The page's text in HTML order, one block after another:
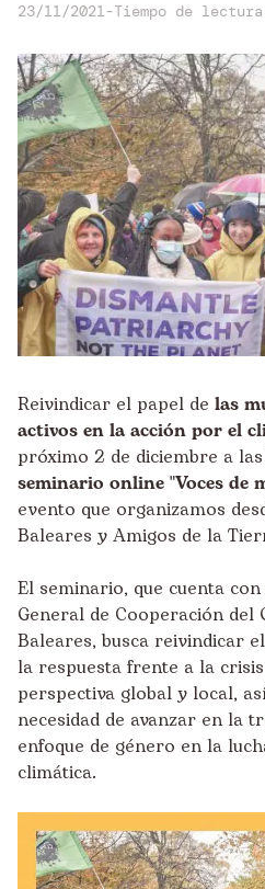
23/11/2021-Tiempo de
Reivindicar el papel de las
activos en la acción por el
próximo 2 de diciembre a
seminario online "Voces de
evento que organizamos
Baleares y Amigos de la
El seminario, que cuenta
General de Cooperación del
Baleares, busca reivindicar
la respuesta frente a la
perspectiva global y local,
necesidad de avanzar en la
enfoque de género en la
climática.